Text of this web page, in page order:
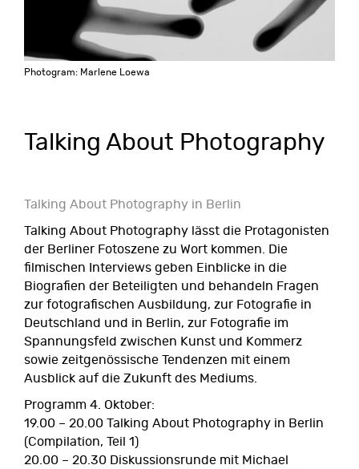
Photogram: Marlene Loewa
Talking About Photography
Talking About Photography in Berlin
Talking About Photography lässt die Protagonisten
der Berliner Fotoszene zu Wort kommen. Die
filmischen Interviews geben Einblicke in die
Biografien der Beteiligten und behandeln Fragen
zur fotografischen Ausbildung, zur Fotografie in
Deutschland und in Berlin, zur Fotografie im
Spannungsfeld zwischen Kunst und Kommerz
sowie zeitgenössische Tendenzen mit einem
Ausblick auf die Zukunft des Mediums.
Programm 4. Oktober:
19.00 – 20.00 Talking About Photography in Berlin
(Compilation, Teil 1)
20.00 – 20.30 Diskussionsrunde mit Michael